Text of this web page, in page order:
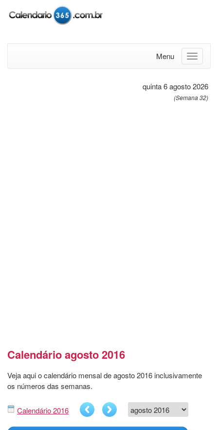
Menu
quinta 6 agosto 2026
(Semana 32)
Calendário agosto 2016
Veja aqui o calendário mensal de agosto 2016 inclusivamente
os números das semanas.
Calendário 2016